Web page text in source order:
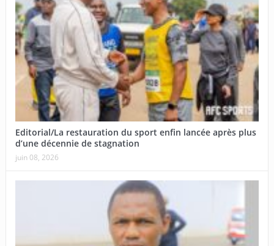
Editorial/La restauration du sport enfin lancée après plus
d’une décennie de stagnation
juin 08, 2026